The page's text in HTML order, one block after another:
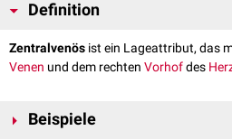
Definition
Zentralvenös ist ein Lageattribut, das
Venen und dem rechten Vorhofdes
Beispiele